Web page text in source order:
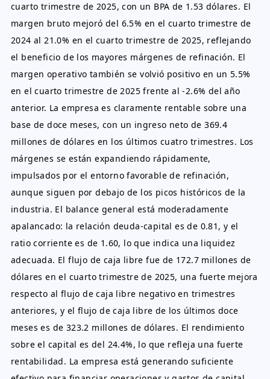
cuarto trimestre de 2025, con un BPA de 1.53 dólares. El
margen bruto mejoró del 6.5% en el cuarto trimestre de
2024 al 21.0% en el cuarto trimestre de 2025, reflejando
el beneficio de los mayores márgenes de refinación. El
margen operativo también se volvió positivo en un 5.5%
en el cuarto trimestre de 2025 frente al -2.6% del año
anterior. La empresa es claramente rentable sobre una
base de doce meses, con un ingreso neto de 369.4
millones de dólares en los últimos cuatro trimestres. Los
márgenes se están expandiendo rápidamente,
impulsados por el entorno favorable de refinación,
aunque siguen por debajo de los picos históricos de la
industria. El balance general está moderadamente
apalancado: la relación deuda-capital es de 0.81, y el
ratio corriente es de 1.60, lo que indica una liquidez
adecuada. El flujo de caja libre fue de 172.7 millones de
dólares en el cuarto trimestre de 2025, una fuerte mejora
respecto al flujo de caja libre negativo en trimestres
anteriores, y el flujo de caja libre de los últimos doce
meses es de 323.2 millones de dólares. El rendimiento
sobre el capital es del 24.4%, lo que refleja una fuerte
rentabilidad. La empresa está generando suficiente